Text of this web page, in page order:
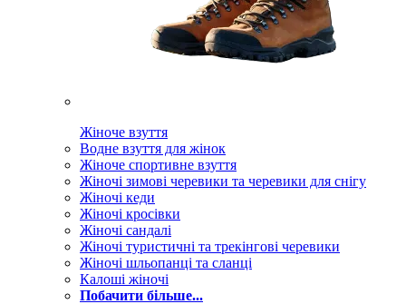
Жіноче взуття
Водне взуття для жінок
Жіноче спортивне взуття
Жіночі зимові черевики та черевики для снігу
Жіночі кеди
Жіночі кросівки
Жіночі сандалі
Жіночі туристичні та трекінгові черевики
Жіночі шльопанці та сланці
Калоші жіночі
Побачити більше...